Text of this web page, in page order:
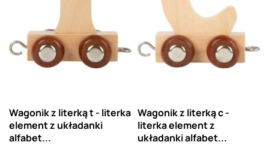
Wagonik z literką t - literka
element z układanki
alfabet...
Wagonik z literką c -
literka element z
układanki alfabet...